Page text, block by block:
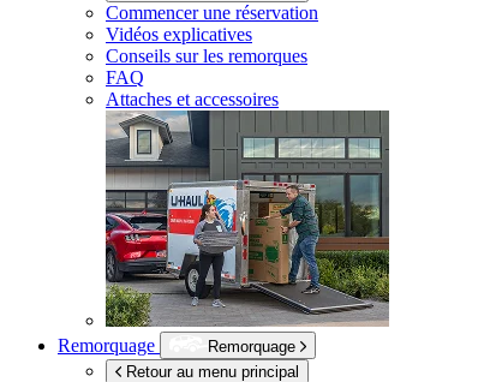
Commencer une réservation
Vidéos explicatives
Conseils sur les remorques
FAQ
Attaches et accessoires
Remorquage
Remorquage
Retour au menu principal